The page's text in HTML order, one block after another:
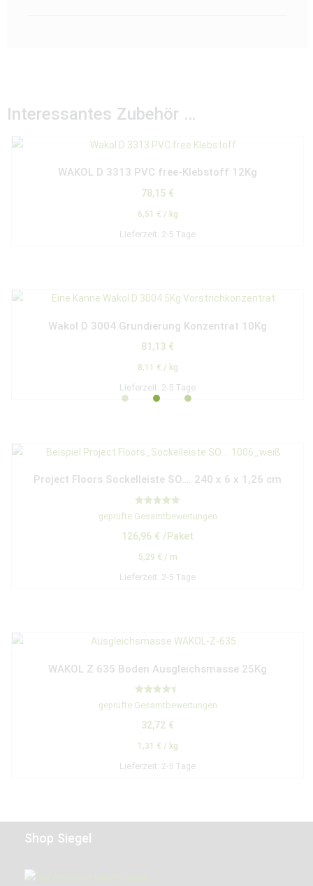
Interessantes Zubehör …
WAKOL D 3313 PVC free-Klebstoff 12Kg
78,15 €
6,51 € / kg
Lieferzeit: 2-5 Tage
Wakol D 3004 Grundierung Konzentrat 10Kg
81,13 €
8,11 € / kg
Lieferzeit: 2-5 Tage
Project Floors Sockelleiste SO…. 240 x 6 x 1,26 cm
Bewertet mit
5.00
geprüfte Gesamtbewertungen
126,96 € /Paket
5,29 € / m
Lieferzeit: 2-5 Tage
WAKOL Z 635 Boden Ausgleichsmasse 25Kg
Bewertet
mit
von 5
geprüfte Gesamtbewertungen
32,72 €
1,31 € / kg
Lieferzeit: 2-5 Tage
Shop Siegel